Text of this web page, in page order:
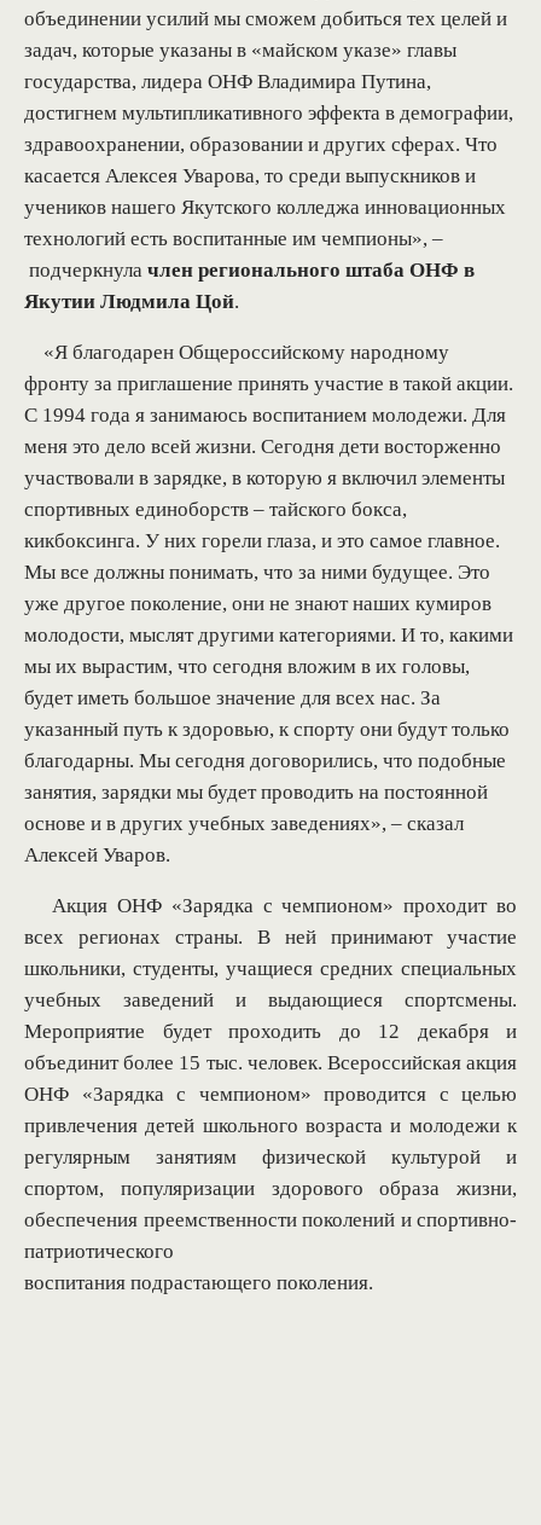
объединении усилий мы сможем добиться тех целей и
задач, которые указаны в «майском указе» главы
государства, лидера ОНФ Владимира Путина,
достигнем мультипликативного эффекта в демографии,
здравоохранении, образовании и других сферах. Что
касается Алексея Уварова, то среди выпускников и
учеников нашего Якутского колледжа инновационных
технологий есть воспитанные им чемпионы», –
подчеркнула член регионального штаба ОНФ в
Якутии Людмила Цой.
«Я благодарен Общероссийскому народному
фронту за приглашение принять участие в такой акции.
С 1994 года я занимаюсь воспитанием молодежи. Для
меня это дело всей жизни. Сегодня дети восторженно
участвовали в зарядке, в которую я включил элементы
спортивных единоборств – тайского бокса,
кикбоксинга. У них горели глаза, и это самое главное.
Мы все должны понимать, что за ними будущее. Это
уже другое поколение, они не знают наших кумиров
молодости, мыслят другими категориями. И то, какими
мы их вырастим, что сегодня вложим в их головы,
будет иметь большое значение для всех нас. За
указанный путь к здоровью, к спорту они будут только
благодарны. Мы сегодня договорились, что подобные
занятия, зарядки мы будет проводить на постоянной
основе и в других учебных заведениях», – сказал
Алексей Уваров.
Акция ОНФ «Зарядка с чемпионом» проходит во
всех регионах страны. В ней принимают участие
школьники, студенты, учащиеся средних специальных
учебных заведений и выдающиеся спортсмены.
Мероприятие будет проходить до 12 декабря и
объединит более 15 тыс. человек. Всероссийская акция
ОНФ «Зарядка с чемпионом» проводится с целью
привлечения детей школьного возраста и молодежи к
регулярным занятиям физической культурой и
спортом, популяризации здорового образа жизни,
обеспечения преемственности поколений и спортивно-
патриотического
воспитания подрастающего поколения.